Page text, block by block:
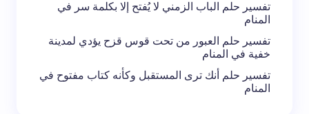
تفسير حلم الباب الزمني لا يُفتح إلا بكلمة سر في
المنام
تفسير حلم العبور من تحت قوس قزح يؤدي لمدينة
خفية في المنام
تفسير حلم أنك ترى المستقبل وكأنه كتاب مفتوح في
المنام